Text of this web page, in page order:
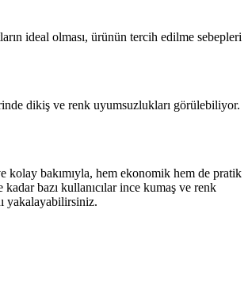
ideal olması, ürünün tercih edilme sebepleri
dikiş ve renk uyumsuzlukları görülebiliyor.
kolay bakımıyla, hem ekonomik hem de pratik
bazı kullanıcılar ince kumaş ve renk
yakalayabilirsiniz.